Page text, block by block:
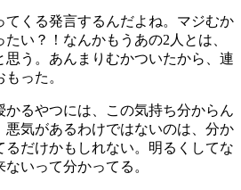
てくる発言するんだよね。マジむか
い？！なんかもうあの2人とは、
思う。あんまりむかついたから、連
った。
るやつには、この気持ち分からん
悪気があるわけではないのは、分か
るだけかもしれない。明るくしてな
いって分かってる。